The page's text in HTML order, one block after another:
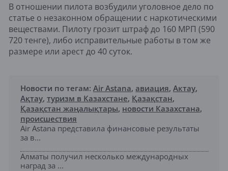
В отношении пилота возбудили уголовное дело по
статье о незаконном обращении с наркотическими
веществами. Пилоту грозит штраф до 160 МРП (590
720 тенге), либо исправительные работы в том же
размере или арест до 40 суток.
Новости по тегам: Air Astana, авиация, Актау,
Ақтау, туризм в Казахстане, Қазақстан,
Қазақстан жаңалықтары, новости Казахстана,
происшествия
Air Astana представила финансовые результаты
за в...
Алматы получил несколько международных
наград за ...